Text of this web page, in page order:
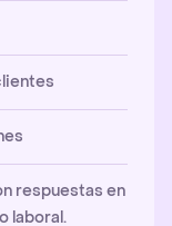
respuestas en
laboral.